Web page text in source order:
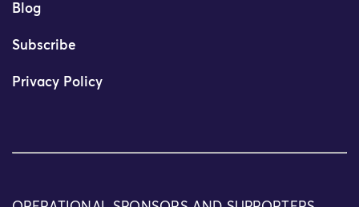
Blog
Subscribe
Privacy Policy